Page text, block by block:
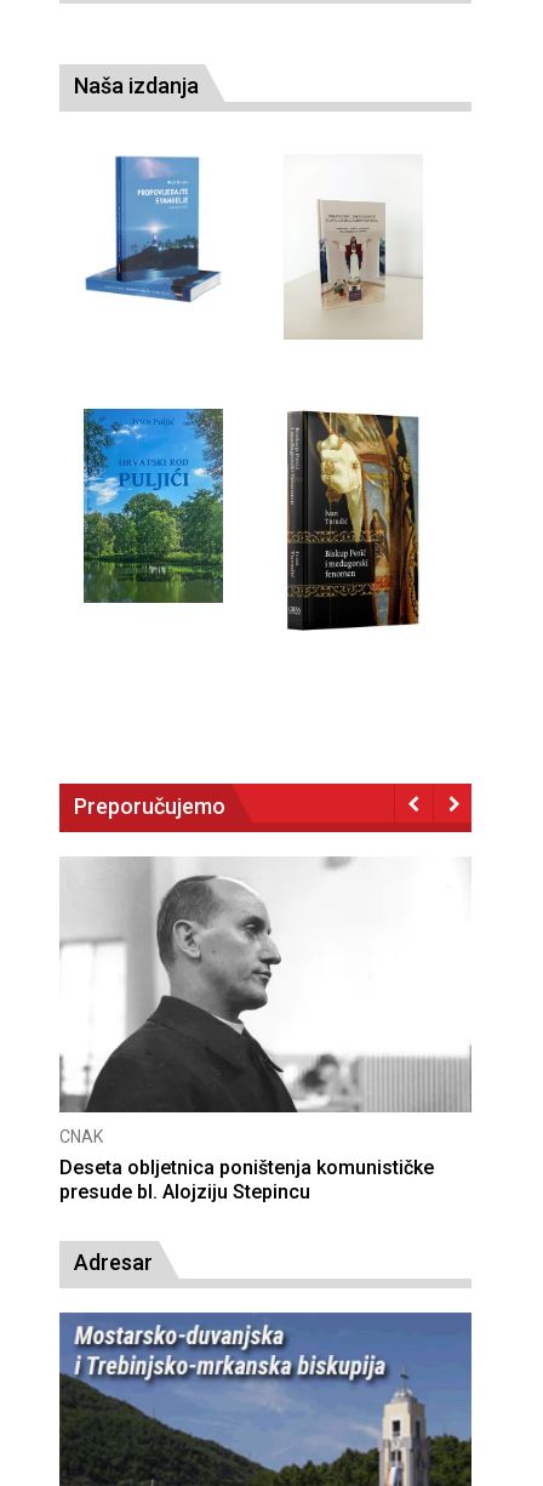
Naša izdanja
Preporučujemo
CNAK
Deseta obljetnica poništenja komunističke
presude bl. Alojziju Stepincu
Adresar